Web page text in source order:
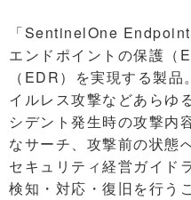
「SentinelOne
エンドポイントの保護（
（EDR）を実現する製
イルレス攻撃などあらゆ
シデント発生時の攻撃内
なサーチ、攻撃前の状態
セキュリティ経営ガイド
検知・対応・復旧を行う